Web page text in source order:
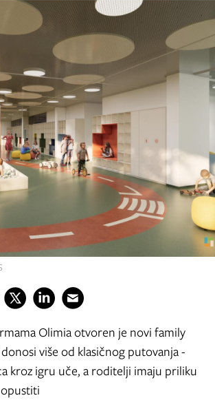
Olimia otvoren je novi family
više od klasičnog putovanja -
kroz igru uče, a roditelji imaju priliku